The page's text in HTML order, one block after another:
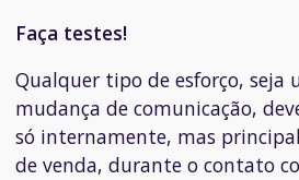
Faça testes!
Qualquer tipo de esforço, seja
mudança de comunicação,
só internamente, mas
de venda, durante o contato